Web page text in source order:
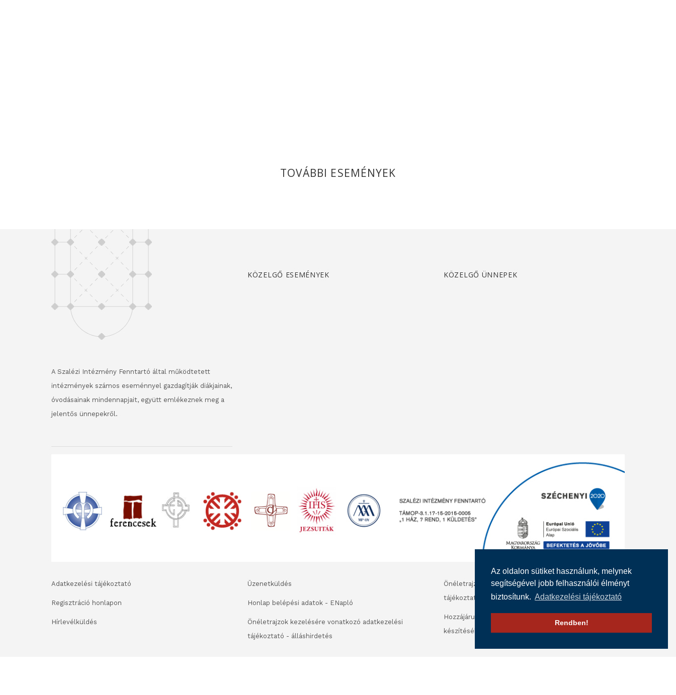
Az oldalon sütiket használunk, melynek
segítségével jobb felhasználói élményt
biztosítunk. Adatkezelési tájékoztató
Rendben!
TOVÁBBI ESEMÉNYEK
A Szalézi Intézmény Fenntartó által működtetett
intézmények számos eseménnyel gazdagítják diákjainak,
óvodásainak mindennapjait, együtt emlékeznek meg a
jelentős ünnepekről.
KÖZELGŐ ESEMÉNYEK KÖZELGŐ ÜNNEPEK
Adatkezelési tájékoztató
Regisztráció honlapon
Hírlevélküldés
Üzenetküldés
Honlap belépési adatok - ENapló
Önéletrajzok kezelésére vonatkozó adatkezelési
tájékoztató - álláshirdetés
Önéletrajzok kezelésére vonatkozó adatkezelési
tájékoztató - nem álláshirdetés
Hozzájáruló nyilatkozat fénykép és videofelvétel
készítéséhez